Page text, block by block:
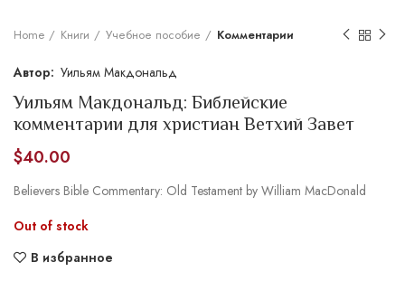
Home Книги Учебное пособие Комментарии
Уильям Макдональд
Уильям Макдональд: Библейские
комментарии для христиан Ветхий Завет
$40.00
Believers Bible Commentary: Old Testament by William MacDonald
Out of stock
В избранное